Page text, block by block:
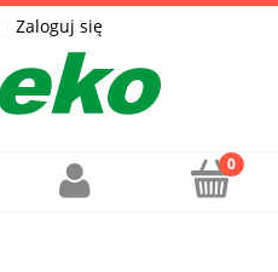
Zaloguj się